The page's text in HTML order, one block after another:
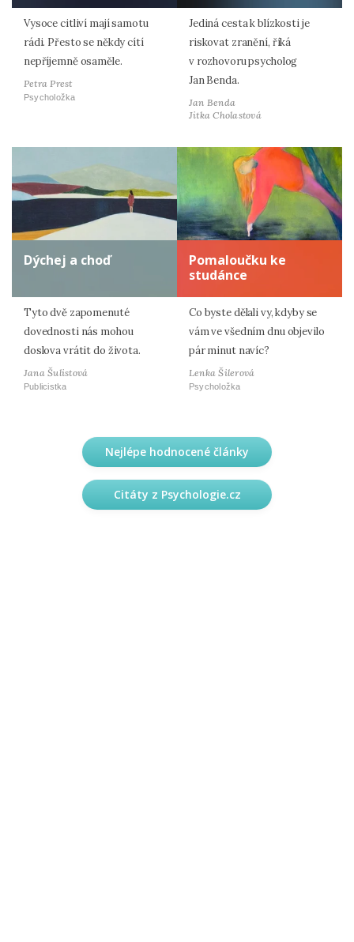
Vysoce citliví mají samotu
rádi. Přesto se někdy cítí
nepříjemně osaměle.
Petra Prest
Psycholožka
Jediná cesta k blízkosti je
riskovat zranění, říká
v rozhovoru psycholog
Jan Benda.
Jan Benda
Jitka Cholastová
Dýchej a choď
Tyto dvě zapomenuté
dovednosti nás mohou
doslova vrátit do života.
Jana Šulistová
Publicistka
Pomaloučku ke
studánce
Co byste dělali vy, kdyby se
vám ve všedním dnu objevilo
pár minut navíc?
Lenka Šilerová
Psycholožka
Nejlépe hodnocené články
Citáty z Psychologie.cz